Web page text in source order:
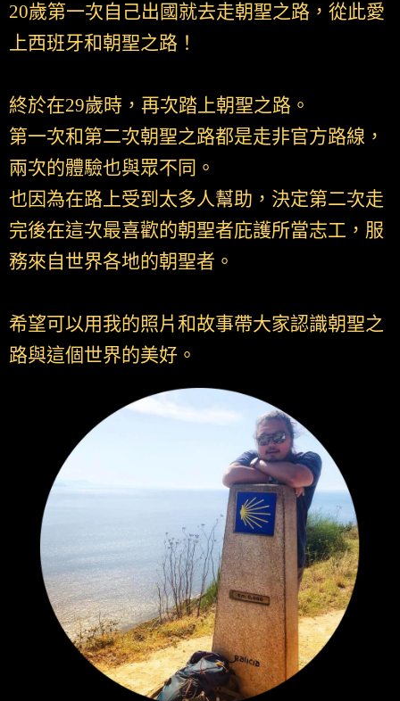
20歲第一次自己出國就去走朝聖之路，從此愛
上西班牙和朝聖之路！
終於在29歲時，再次踏上朝聖之路。
第一次和第二次朝聖之路都是走非官方路線，
兩次的體驗也與眾不同。
也因為在路上受到太多人幫助，決定第二次走
完後在這次最喜歡的朝聖者庇護所當志工，服
務來自世界各地的朝聖者。
希望可以用我的照片和故事帶大家認識朝聖之
路與這個世界的美好。